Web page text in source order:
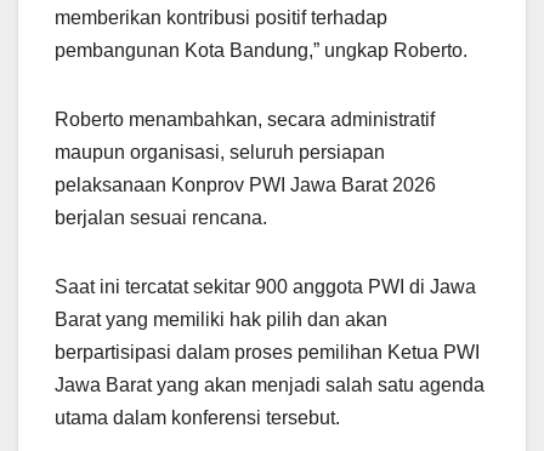
memberikan kontribusi positif terhadap
pembangunan Kota Bandung,” ungkap Roberto.
Roberto menambahkan, secara administratif
maupun organisasi, seluruh persiapan
pelaksanaan Konprov PWI Jawa Barat 2026
berjalan sesuai rencana.
Saat ini tercatat sekitar 900 anggota PWI di Jawa
Barat yang memiliki hak pilih dan akan
berpartisipasi dalam proses pemilihan Ketua PWI
Jawa Barat yang akan menjadi salah satu agenda
utama dalam konferensi tersebut.